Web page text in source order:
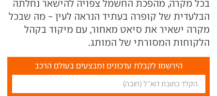
בכל מקרה, מהפכת החשמל צפויה להישאר נחלתה
הבלעדית של קופרה בעתיד הנראה לעין - מה שבכל
מקרה ישאיר את סיאט מאחור, עם מיקוד בקהל
הלקוחות המסורתי של המותג.
הירשמו לקבלת עדכונים ומבצעים בעולם הרכב